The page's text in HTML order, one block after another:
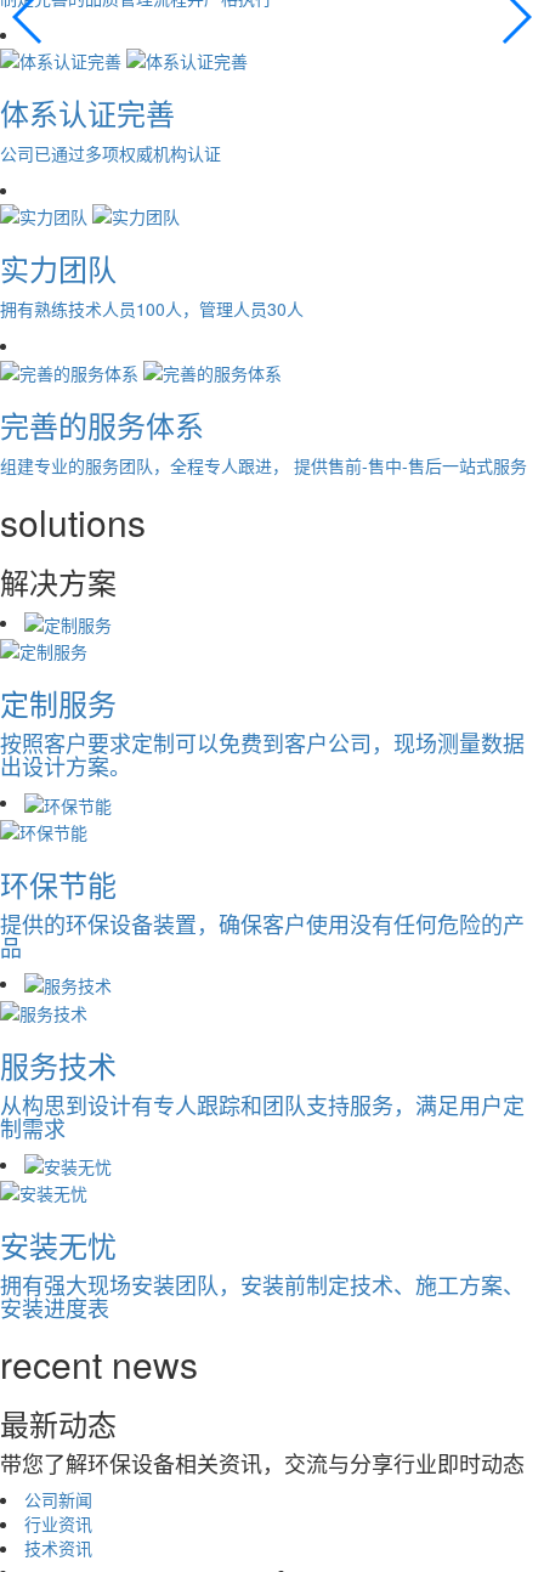
体系认证完善
公司已通过多项权威机构认证
实力团队
拥有熟练技术人员100人，管理人员30人
完善的服务体系
组建专业的服务团队，全程专人跟进， 提供售前-售中-售后一站式服务
solutions
解决方案
定制服务
按照客户要求定制可以免费到客户公司，现场测量数据
出设计方案。
环保节能
提供的环保设备装置，确保客户使用没有任何危险的产
品
服务技术
从构思到设计有专人跟踪和团队支持服务，满足用户定
制需求
安装无忧
拥有强大现场安装团队，安装前制定技术、施工方案、
安装进度表
recent news
最新动态
带您了解环保设备相关资讯，交流与分享行业即时动态
公司新闻
行业资讯
技术资讯